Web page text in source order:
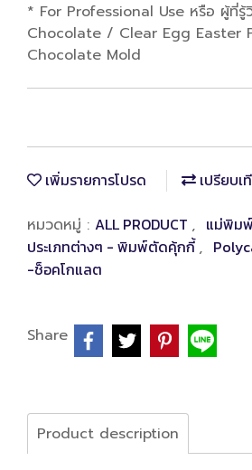
* For Professional Use หรือ ผู้ที่รู้
Chocolate / Clear Egg Easter
Chocolate Mold
เพิ่มรายการโปรด เปรียบเ
หมวดหมู่ : ALL PRODUCT , แม่พิม
ประเภทต่างๆ - พิมพ์ตัดคุ้กกี้,
-ช็อคโกแลต
Share
Product description